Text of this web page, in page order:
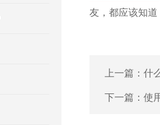
友，都应该知
上一篇： 什
下一篇： 使